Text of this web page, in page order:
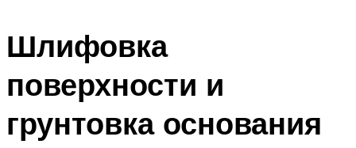
Шлифовка
поверхности и
грунтовка основания